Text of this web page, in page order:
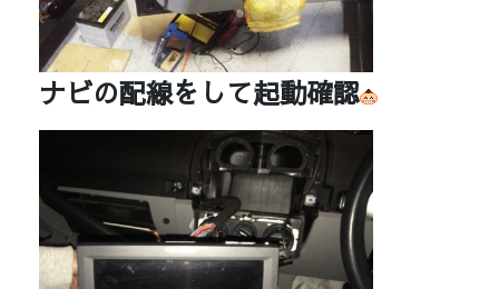
ナビの配線をして起動確認